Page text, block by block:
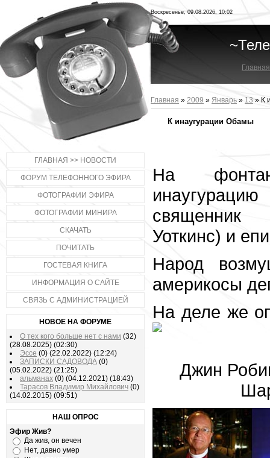
ГЛАВНАЯ >> НОВОСТИ
ФОРУМ ТЕЛЕФОННОГО ЭФИРА
ФОТОГРАФИИ ЭФИРА
ФОТОГРАФИИ МИНИРА
СКАЧАТЬ
ПОЧИТАТЬ
ГОСТЕВАЯ КНИГА
ИНФОРМАЦИЯ О САЙТЕ
СВЯЗЬ С АДМИНИСТРАЦИЕЙ
НОВОЕ НА ФОРУМЕ
О тех кого больше нет с нами (32)
(28.08.2025) (02:30)
Эссе (0) (22.02.2022) (12:24)
ЗАПИСКИ САДОВОДА (0)
(05.02.2022) (21:25)
альманах (0) (04.12.2021) (18:43)
Тарасов Владимир Михайлович (0)
(14.02.2015) (09:51)
НАШ ОПРОС
Эфир Жив?
Да жив, он вечен
Нет, давно умер
Воскресенье, 09.08.2026, 10:02
Главная
Главная » 2009 » Январь » 13 » К
К инаугурации Обамы
На
Уоткинс) и
Народ
америкосы
На деле же
Джин